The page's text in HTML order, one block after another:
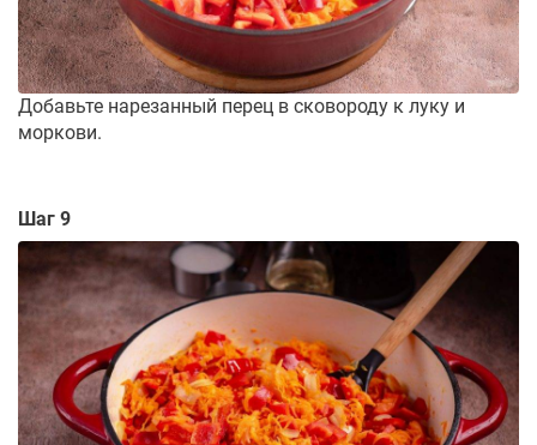
Добавьте нарезанный перец в сковороду к луку и
моркови.
Шаг 9